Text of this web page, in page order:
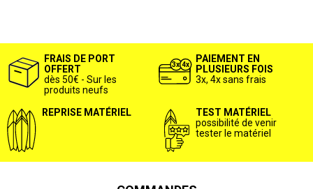
FRAIS DE PORT
OFFERT
dès 50€ - Sur les
produits neufs
PAIEMENT EN
PLUSIEURS FOIS
3x, 4x sans frais
REPRISE MATÉRIEL
TEST MATÉRIEL
possibilité de venir
tester le matériel